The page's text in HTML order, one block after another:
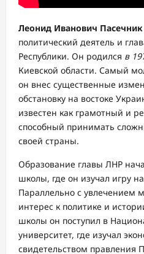
Леонид Иванович Пасечник
политический деятель и
Республики. Он родился в
Киевской области. Самый
он внес существенные
обстановку на востоке
известен как грамотный и
способный принимать
своей страны.
Образование главы ЛНР
школы, где он изучал игру
Параллельно с увлечением
интерес к политике и
школы он поступил в
университет, где изучал
свидетельством правления